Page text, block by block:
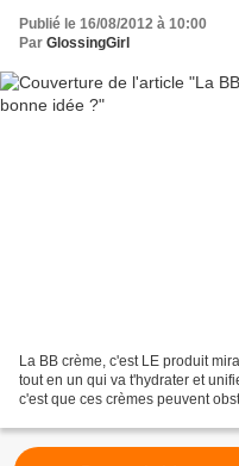
Publié le 16/08/2012 à 10:00
Par GlossingGirl
La BB crème, c'est LE produit
tout en un qui va t'hydrater et
c'est que ces crèmes peuvent